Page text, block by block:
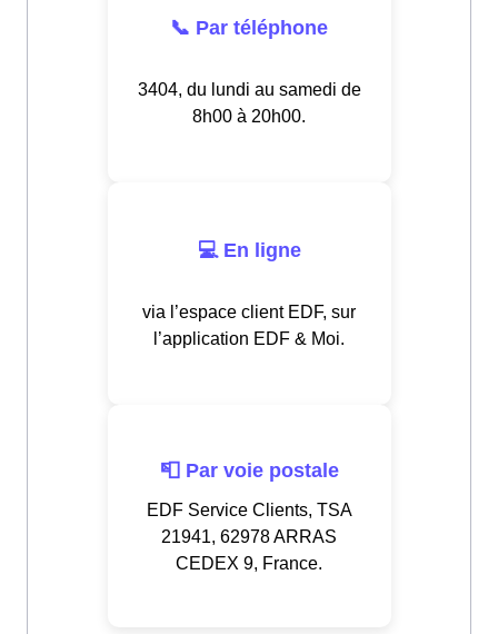
📞 Par téléphone
3404, du lundi au samedi de
8h00 à 20h00.
💻 En ligne
via l’espace client EDF, sur
l’application EDF & Moi.
📮 Par voie postale
EDF Service Clients, TSA
21941, 62978 ARRAS
CEDEX 9, France.